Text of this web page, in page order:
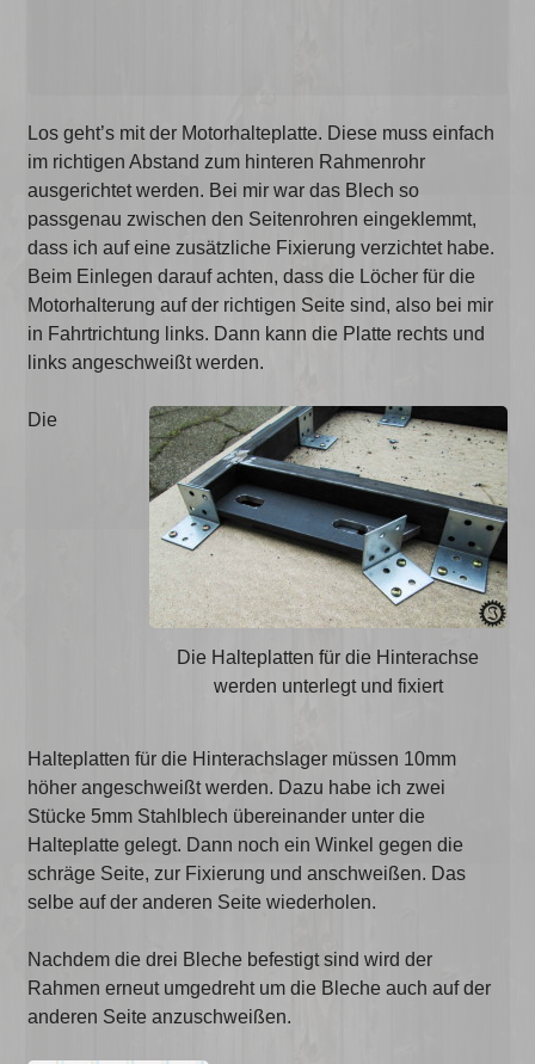
Los geht’s mit der Motorhalteplatte. Diese muss einfach
im richtigen Abstand zum hinteren Rahmenrohr
ausgerichtet werden. Bei mir war das Blech so
passgenau zwischen den Seitenrohren eingeklemmt,
dass ich auf eine zusätzliche Fixierung verzichtet habe.
Beim Einlegen darauf achten, dass die Löcher für die
Motorhalterung auf der richtigen Seite sind, also bei mir
in Fahrtrichtung links. Dann kann die Platte rechts und
links angeschweißt werden.
Die Halteplatten für die Hinterachse
werden unterlegt und fixiert
Die
Halteplatten für die Hinterachslager müssen 10mm
höher angeschweißt werden. Dazu habe ich zwei
Stücke 5mm Stahlblech übereinander unter die
Halteplatte gelegt. Dann noch ein Winkel gegen die
schräge Seite, zur Fixierung und anschweißen. Das
selbe auf der anderen Seite wiederholen.
Nachdem die drei Bleche befestigt sind wird der
Rahmen erneut umgedreht um die Bleche auch auf der
anderen Seite anzuschweißen.